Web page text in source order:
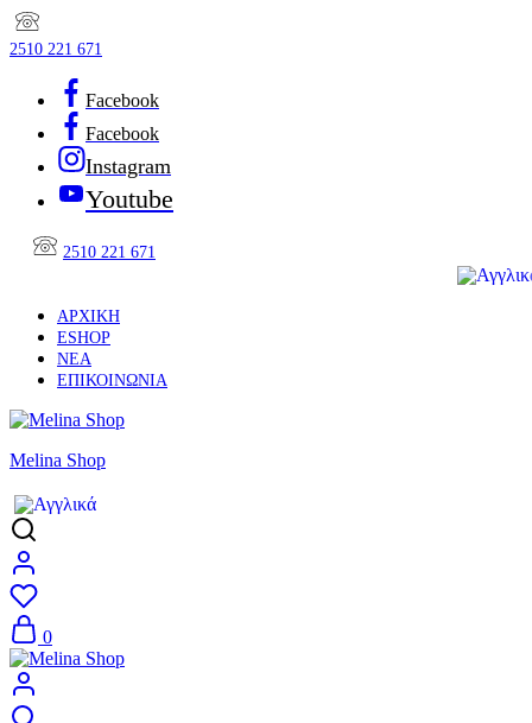
2510 221 671
Facebook
Facebook
Instagram
Youtube
2510 221 671
ΑΡΧΙΚΉ
ESHOP
ΝΈΑ
ΕΠΙΚΟΙΝΩΝΊΑ
Melina Shop
0